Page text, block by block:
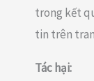
trong kết
tin trên
Tác hại: